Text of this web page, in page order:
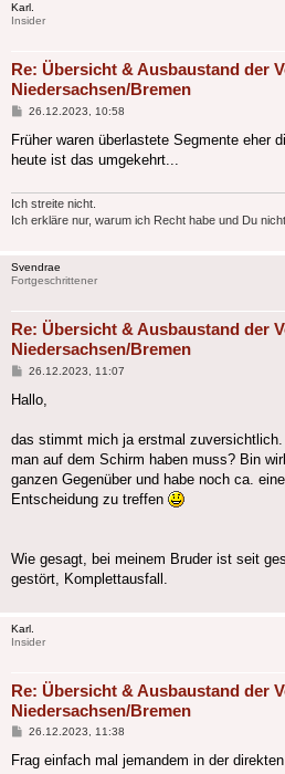
Karl.
Insider
Re: Übersicht & Ausbaustand der
Niedersachsen/Bremen
Beitrag
26.12.2023, 10:58
Früher waren überlastete Segmente eher
heute ist das umgekehrt...
Ich streite nicht.
Ich erkläre nur, warum ich Recht habe und Du
Svendrae
Fortgeschrittener
Re: Übersicht & Ausbaustand der
Niedersachsen/Bremen
Beitrag
26.12.2023, 11:07
Hallo,
das stimmt mich ja erstmal
man auf dem Schirm haben muss? Bin
ganzen Gegenüber und habe noch ca.
Entscheidung zu treffen
Wie gesagt, bei meinem Bruder ist seit
gestört, Komplettausfall.
Karl.
Insider
Re: Übersicht & Ausbaustand der
Niedersachsen/Bremen
Beitrag
26.12.2023, 11:38
Frag einfach mal jemandem in der